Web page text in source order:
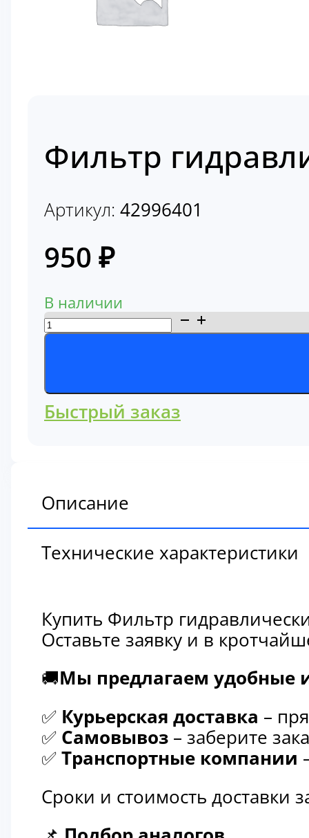
Фильтр
Артикул: 42996401
950 ₽
В наличии
Количество
товара
гидравлический
антикоррозийный
42996401
Быстрый заказ
Описание
Технические характеристики
Купить Фильтр
Оставьте заявку и в
🚚Мы предлагаем удобные
✅ Курьерская доставка –
✅ Самовывоз – заберите
✅ Транспортные компании
Сроки и стоимость доставки